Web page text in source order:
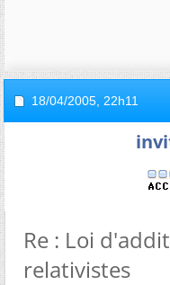
18/04/2005, 22h11
Re : Loi
relativistes